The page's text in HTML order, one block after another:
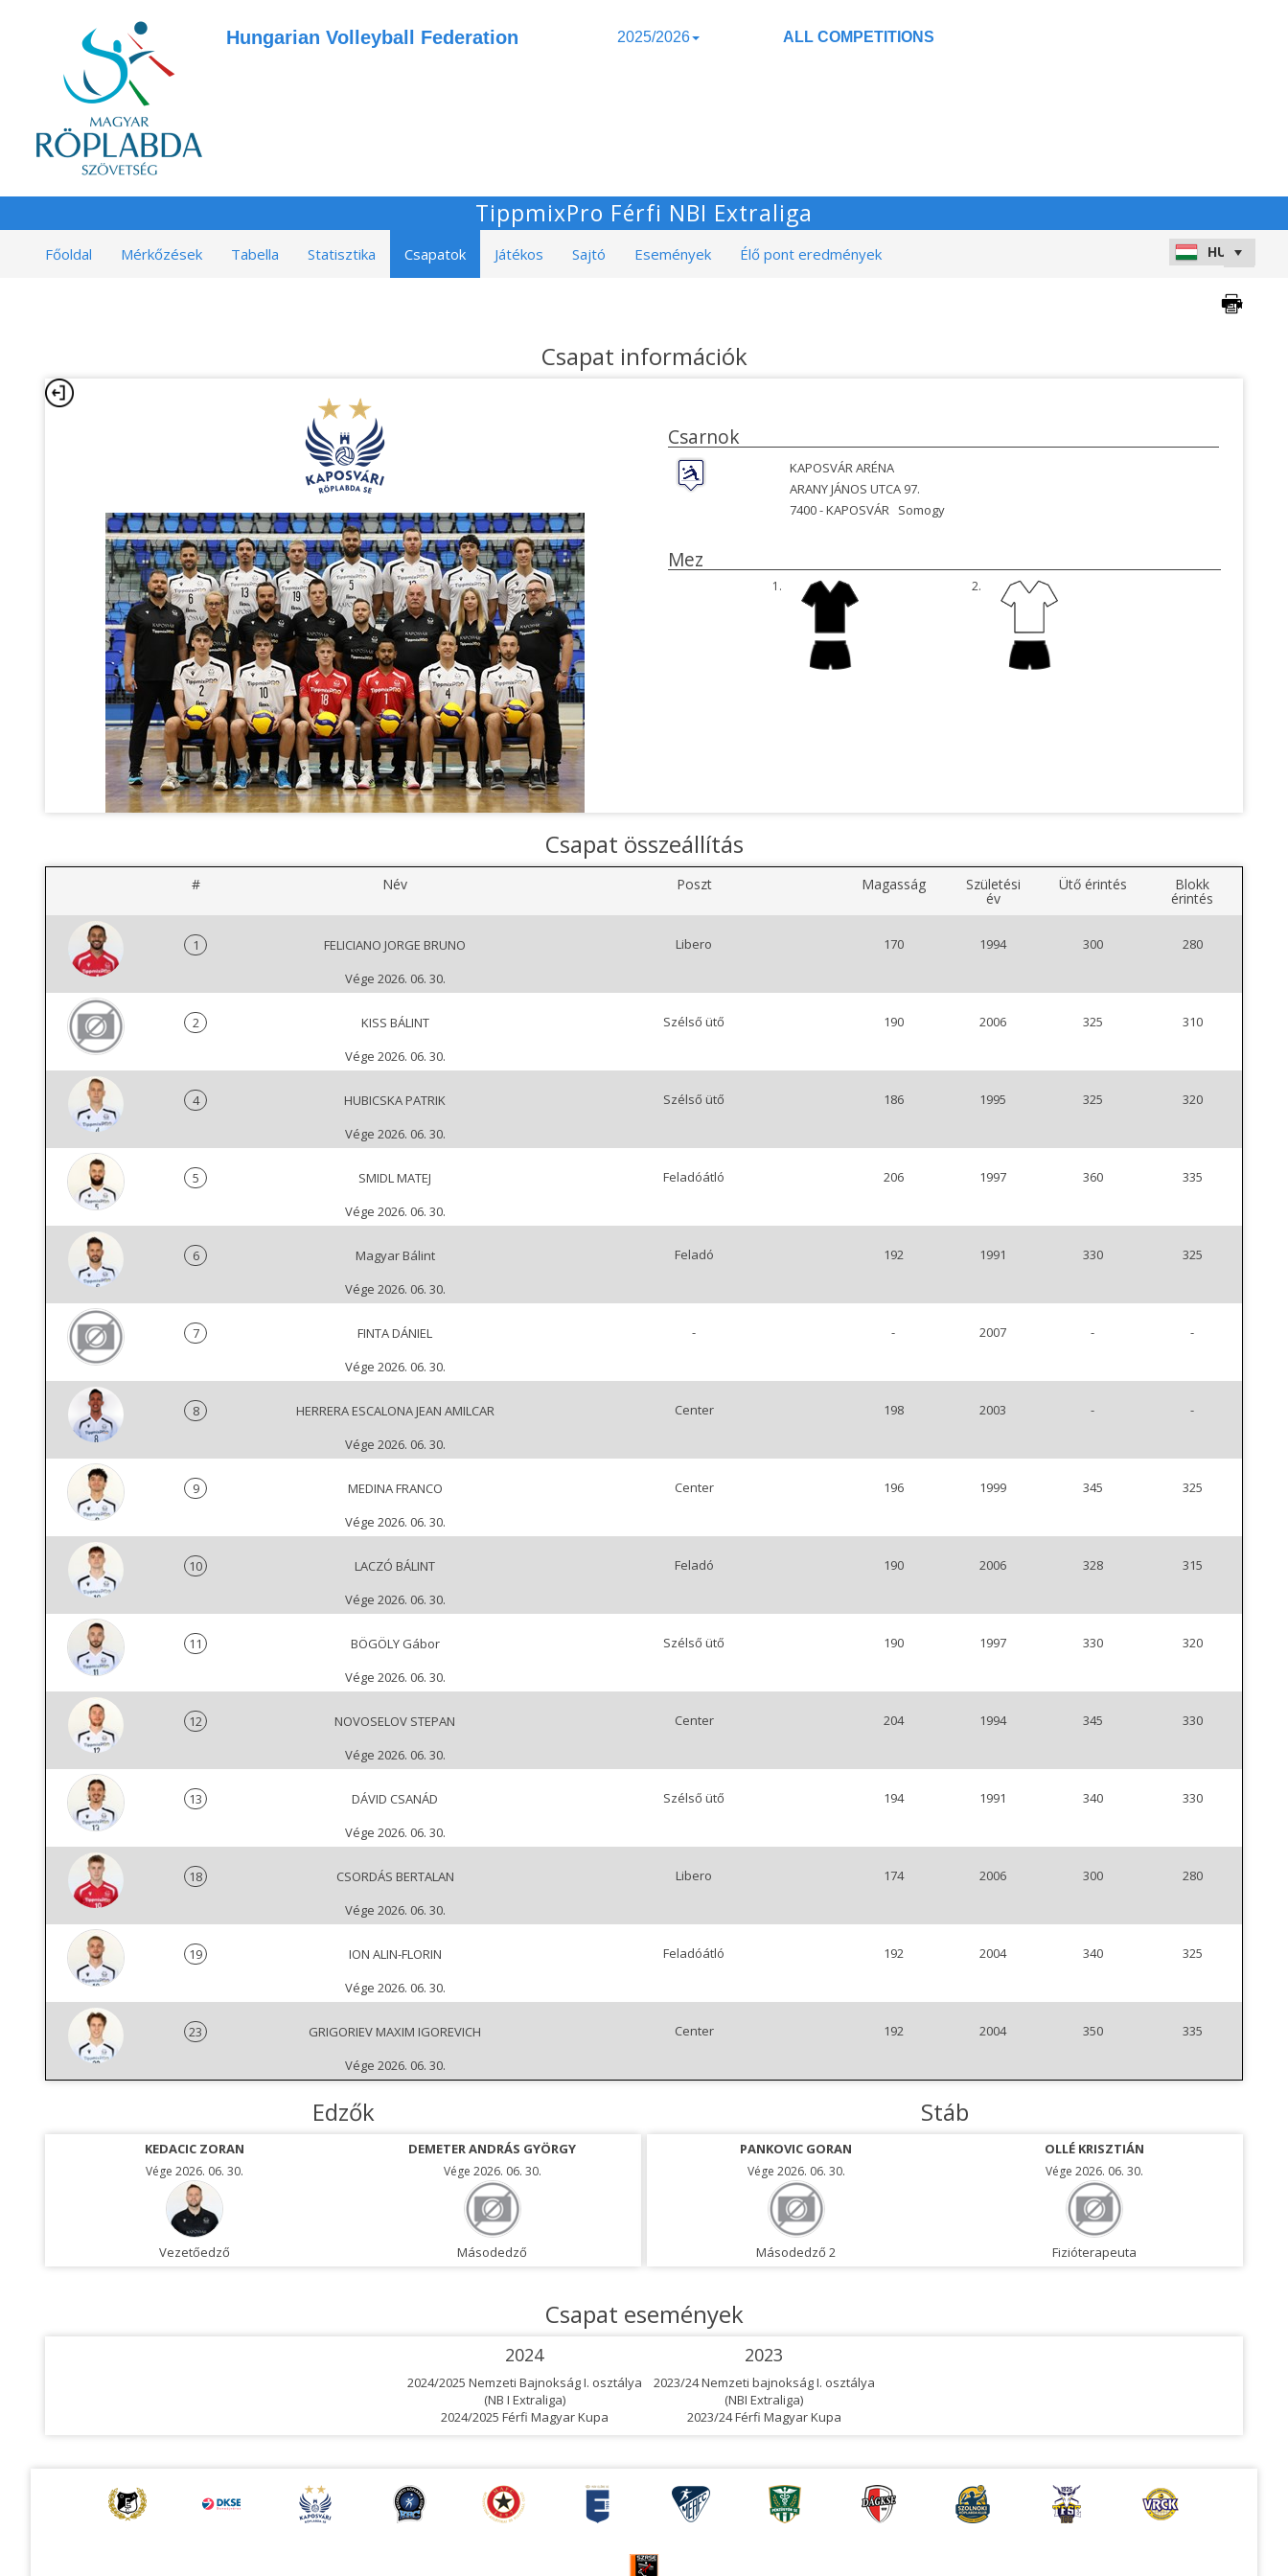
Hungarian Volleyball Federation 2025/2026 ALL COMPETITIONS
TippmixPro Férfi NBI Extraliga
Főoldal Mérkőzések Tabella Statisztika Csapatok Játékos Sajtó Események Élő pont eredmények
Csapat információk
Csarnok
KAPOSVÁR ARÉNA
ARANY JÁNOS UTCA 97.
7400 -KAPOSVÁR Somogy
Mez
1. 2.
Csapat összeállítás
# Név Poszt Magasság Születési
év
Ütő érintés Blokk
érintés
1
FELICIANO JORGE BRUNO
Vége 2026. 06. 30.
Libero 170 1994 300 280
2
KISS BÁLINT
Vége 2026. 06. 30.
Szélső ütő 190 2006 325 310
4
HUBICSKA PATRIK
Vége 2026. 06. 30.
Szélső ütő 186 1995 325 320
5
SMIDL MATEJ
Vége 2026. 06. 30.
Feladóátló 206 1997 360 335
6
Magyar Bálint
Vége 2026. 06. 30.
Feladó 192 1991 330 325
7
FINTA DÁNIEL
Vége 2026. 06. 30.
- - 2007 - -
8
HERRERA ESCALONA JEAN AMILCAR
Vége 2026. 06. 30.
Center 198 2003 - -
9
MEDINA FRANCO
Vége 2026. 06. 30.
Center 196 1999 345 325
10
LACZÓ BÁLINT
Vége 2026. 06. 30.
Feladó 190 2006 328 315
11
BÖGÖLY Gábor
Vége 2026. 06. 30.
Szélső ütő 190 1997 330 320
12
NOVOSELOV STEPAN
Vége 2026. 06. 30.
Center 204 1994 345 330
13
DÁVID CSANÁD
Vége 2026. 06. 30.
Szélső ütő 194 1991 340 330
18
CSORDÁS BERTALAN
Vége 2026. 06. 30.
Libero 174 2006 300 280
19
ION ALIN-FLORIN
Vége 2026. 06. 30.
Feladóátló 192 2004 340 325
23
GRIGORIEV MAXIM IGOREVICH
Vége 2026. 06. 30.
Center 192 2004 350 335
Edzők
KEDACIC ZORAN
Vége 2026. 06. 30.
Vezetőedző
DEMETER ANDRÁS GYÖRGY
Vége 2026. 06. 30.
Másodedző
Stáb
PANKOVIC GORAN
Vége 2026. 06. 30.
Másodedző 2
OLLÉ KRISZTIÁN
Vége 2026. 06. 30.
Fizióterapeuta
Csapat események
2024
2024/2025 Nemzeti Bajnokság I. osztálya
(NB I Extraliga)
2024/2025 Férfi Magyar Kupa
2023
2023/24 Nemzeti bajnokság I. osztálya
(NBI Extraliga)
2023/24 Férfi Magyar Kupa